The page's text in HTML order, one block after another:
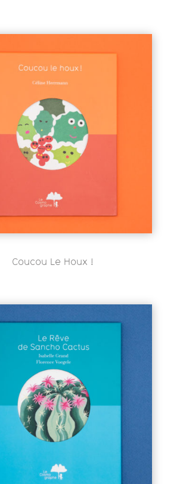
Coucou Le Houx !